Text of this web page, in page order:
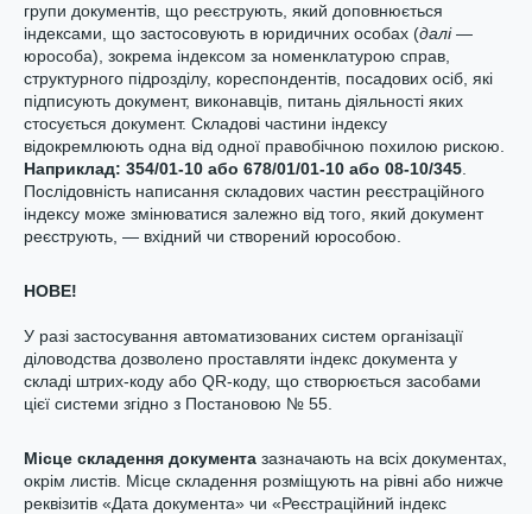
групи документів, що реєструють, який доповнюється
індексами, що застосовують в юридичних особах (далі—
юрособа), зокрема індексом за номенклатурою справ,
структурного підрозділу, кореспондентів, посадових осіб, які
підписують документ, виконавців, питань діяльності яких
стосується документ. Складові частини індексу
відокремлюють одна від одної правобічною похилою рискою.
Наприклад: 354/01-10 або 678/01/01-10 або 08-10/345
Послідовність написання складових частин реєстраційного
індексу може змінюватися залежно від того, який документ
реєструють, — вхідний чи створений юрособою.
НОВЕ!
У разі застосування автоматизованих систем організації
діловодства дозволено проставляти індекс документа у
складі штрих-коду або QR-коду, що створюється засобами
цієї системи згідно з Постановою № 55.
Місце складення документа зазначають на всіх документах,
окрім листів. Місце складення розміщують на рівні або нижче
реквізитів «Дата документа» чи «Реєстраційний індекс